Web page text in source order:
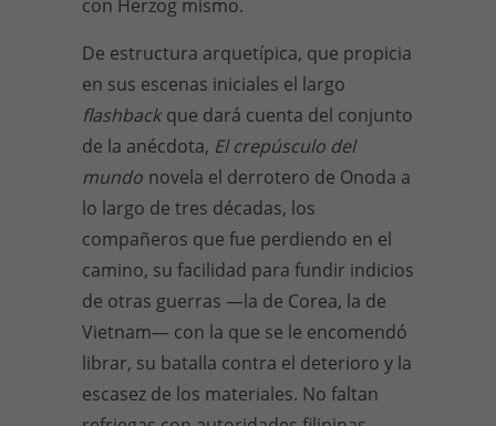
con Herzog mismo.
De estructura arquetípica, que propicia
en sus escenas iniciales el largo
flashbackque dará cuenta del conjunto
de la anécdota, El crepúsculo del
mundo novela el derrotero de Onoda a
lo largo de tres décadas, los
compañeros que fue perdiendo en el
camino, su facilidad para fundir indicios
de otras guerras —la de Corea, la de
Vietnam— con la que se le encomendó
librar, su batalla contra el deterioro y la
escasez de los materiales. No faltan